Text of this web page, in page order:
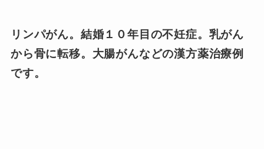
リンパがん。結婚１０年目の不妊症。乳がん
から骨に転移。大腸がんなどの漢方薬治療例
です。